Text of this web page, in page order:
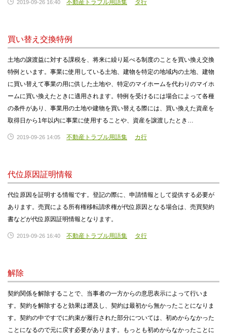
2019-09-26 16:40 不動産トラブル用語集 タ行
買い替え交換特例
土地の譲渡益に対する課税を、将来に繰り延べる制度のことを買い換え交換
特例といます。事業に使用している土地、建物を特定の地域内の土地、建物
に買い替えて事業の用に供した土地や、特定のマイホームを代わりのマイホ
ームに買い換えたときに適用されます。特例を受けるには場合によって各種
の条件があり、事業用の土地や建物を買い替える際には、買い換えた資産を
取得日から1年以内に事業に使用することや、資産を譲渡したとき…
2019-09-26 14:05 不動産トラブル用語集 カ行
代位原因証明情報
代位原因を証明する情報です。登記の際に、申請情報として提供する必要が
あります。売買による所有権移転請求権が代位原因となる場合は、売買契約
書などが代位原因証明情報となります。
2019-09-26 16:40 不動産トラブル用語集 タ行
解除
契約関係を解除することで、当事者の一方からの意思表示によって行いま
す。契約を解除すると効果は遡及し、契約は最初から無かったことになりま
す。契約の中ですでに約束が履行された部分については、初めからなかった
ことになるので元に戻す必要があります。もっとも初めからなかったことに